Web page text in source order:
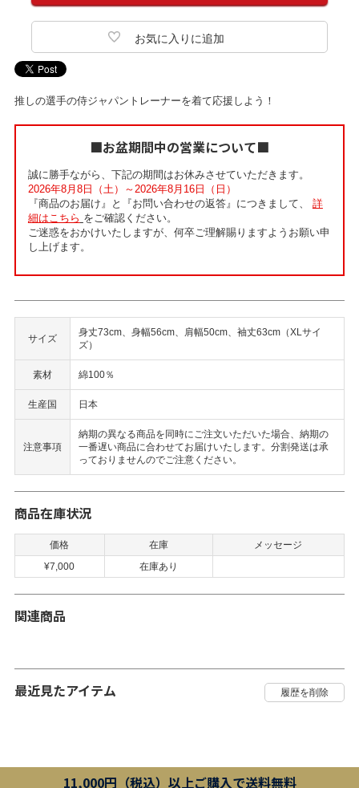
推しの選手の侍ジャパントレーナーを着て応援しよう！
■お盆期間中の営業について■
誠に勝手ながら、下記の期間はお休みさせていただきます。
2026年8月8日（土）～2026年8月16日（日）
『商品のお届け』と『お問い合わせの返答』につきまして、 詳
細はこちら をご確認ください。
ご迷惑をおかけいたしますが、何卒ご理解賜りますようお願い申
し上げます。
サイズ
身丈73cm、身幅56cm、肩幅50cm、袖丈63cm（XLサイ
ズ）
素材 綿100％
生産国 日本
注意事項
納期の異なる商品を同時にご注文いただいた場合、納期の
一番遅い商品に合わせてお届けいたします。分割発送は承
っておりませんのでご注意ください。
商品在庫状況
価格 在庫
メッセージ
¥7,000
在庫あり
関連商品
最近見たアイテム
11,000円（税込）以上ご購入で送料無料